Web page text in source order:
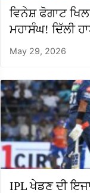
ਵਿਨੇਸ਼ ਫੋਗਾਟ
ਮਹਾਸੰਘ! ਦਿੱਲੀ
May 29, 2026
IPL ਖੇਡਣ ਦੀ